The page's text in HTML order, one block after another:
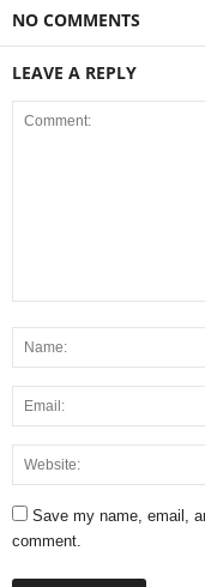
NO COMMENTS
LEAVE A REPLY
Save my name, email,
comment.